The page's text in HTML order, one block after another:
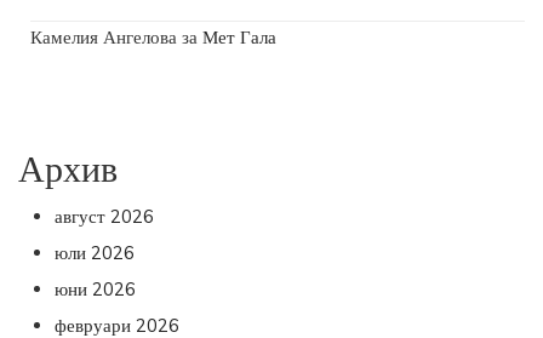
Камелия Ангелова за Мет Гала
Архив
август 2026
юли 2026
юни 2026
февруари 2026